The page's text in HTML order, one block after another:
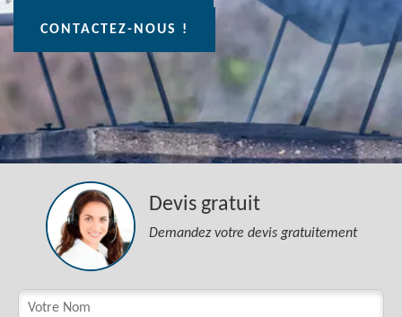
CONTACTEZ-NOUS !
Devis gratuit
Demandez votre devis gratuitement